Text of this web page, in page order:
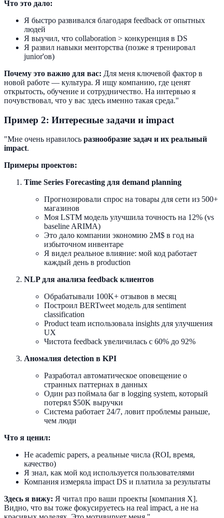
Что это дало:
Я быстро развивался благодаря feedback от опытных
людей
Я выучил, что collaboration > конкуренция в DS
Я развил навыки менторства (позже я тренировал
junior'ов)
Почему это важно для вас: Для меня ключевой фактор в
новой работе — культура. Я ищу компанию, где ценят
открытость, обучение и сотрудничество. На интервью я
почувствовал, что у вас здесь именно такая среда."
Пример 2: Интересные задачи и impact
"Мне очень нравилось разнообразие задач и их реальный
impact.
Примеры проектов:
Time Series Forecasting для demand planning
Прогнозировали спрос на товары для сети из 500+
магазинов
Моя LSTM модель улучшила точность на 12% (vs
baseline ARIMA)
Это дало компании экономию 2M$ в год на
избыточном инвентаре
Я видел реальное влияние: мой код работает
каждый день в production
NLP для анализа feedback клиентов
Обрабатывали 100K+ отзывов в месяц
Построил BERTweet модель для sentiment
classification
Product team использовала insights для улучшения
UX
Чистота feedback увеличилась с 60% до 92%
Аномалия detection в KPI
Разработал автоматическое оповещение о
странных паттернах в данных
Один раз поймала баг в logging system, который
потерял $50K выручки
Система работает 24/7, ловит проблемы раньше,
чем люди
Что я ценил:
Не academic papers, а реальные числа (ROI, время,
качество)
Я знал, как мой код используется пользователями
Компания измеряла impact DS и платила за результаты
Здесь я вижу: Я читал про ваши проекты [компания X].
Видно, что вы тоже фокусируетесь на real impact, а не на